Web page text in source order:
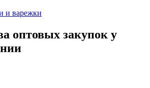
и варежки
оптовых закупок у